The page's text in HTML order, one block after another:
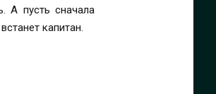
А пусть сначала
капитан.